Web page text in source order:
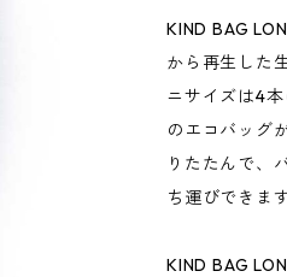
KIND BAG
から再生した
ニサイズは4
のエコバッグ
りたたんで、
ち運びできます
KIND BAG